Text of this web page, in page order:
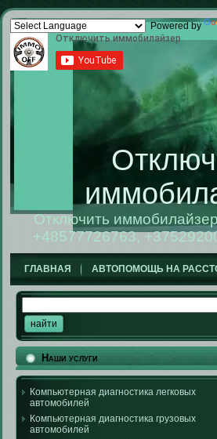
Powered by
Отключить
+48577726763,
ГЛАВНАЯ АВТОПОМОЩЬ НА
Наши услуги
Компьютерная диагностика легковых
автомобилей
Компьютерная диагностика грузовых
автомобилей